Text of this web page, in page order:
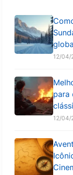
12/04/
para
12/04/